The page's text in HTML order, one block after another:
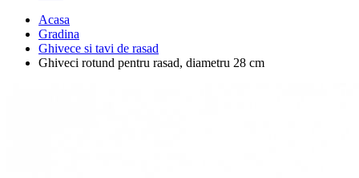
Acasa
Gradina
Ghivece si tavi de rasad
Ghiveci rotund pentru rasad, diametru 28 cm